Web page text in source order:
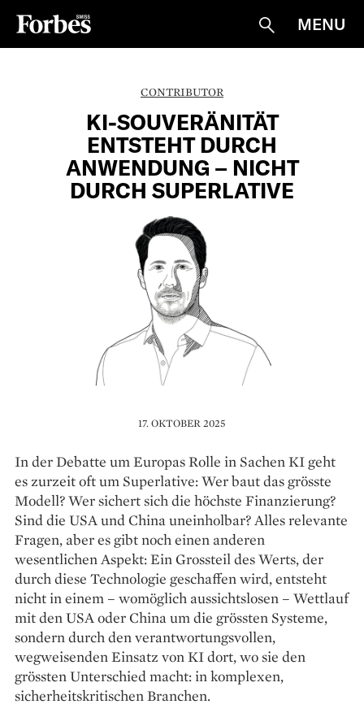
Suche
MENU
CONTRIBUTOR
KI-SOUVERÄNITÄT
ENTSTEHT DURCH
ANWENDUNG – NICHT
DURCH SUPERLATIVE
17. OKTOBER 2025
In der Debatte um Europas Rolle in Sachen KI geht
es zurzeit oft um Superlative: Wer baut das grösste
Modell? Wer sichert sich die höchste Finanzierung?
Sind die USA und China uneinholbar? Alles relevante
Fragen, aber es gibt noch einen ­anderen
wesentlichen Aspekt: Ein Grossteil des Werts, der
durch diese Technologie geschaffen wird, entsteht
nicht in einem – womöglich aussichtslosen – Wettlauf
mit den USA oder China um die grössten Systeme,
sondern durch den verantwortungsvollen,
wegweisenden Einsatz von KI dort, wo sie den
grössten Unterschied macht: in komplexen,
sicherheitskritischen Branchen.